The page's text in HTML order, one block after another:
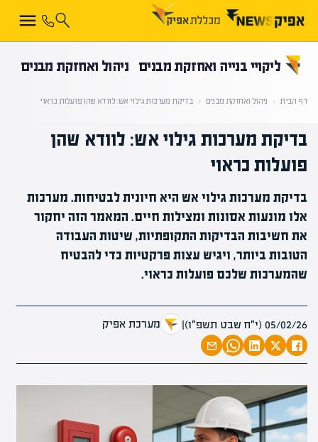
ליקויי בנייה ואחזקת מבנים ניהול ואחזקת מבנים
דף הבית ‹ ניהול ואחזקת מבנים ‹ בדיקת מערכות גילוי אש: לוודא שהן פועלות כראוי
בדיקת מערכות גילוי אש: לוודא שהן
פועלות כראוי
בדיקת מערכות גילוי אש היא חיונית לבטיחות. מערכות
אלו מונעות אסונות ומצילות חיים. המאמר הזה יחקור
את חשיבות הבדיקות התקופתיות, שיטות העבודה
הטובות ביותר, ויגיש עצות פרקטיות כדי להבטיח
שהמערכות שלכם פועלות כראוי.
05/02/26 (י״ח שבט תשפ״ו) | מערכת אפיק